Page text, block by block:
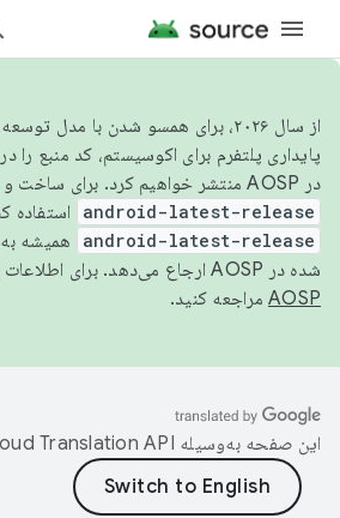
از سال ۲۰۲۶، برای همسو شدن با مدل
پایداری پلتفرم برای اکوسیستم، کد منبع
در AOSP منتشر خواهیم کرد. برای ساخت و مشارکت در AOSP،
android-latest-release استفاده
android-latest-release
همیشه
شده در AOSP ارجاع می‌دهد. برای اطلاعات بیشتر، به
AOSP مراجعه کنید.
این صفحه به‌وسیله